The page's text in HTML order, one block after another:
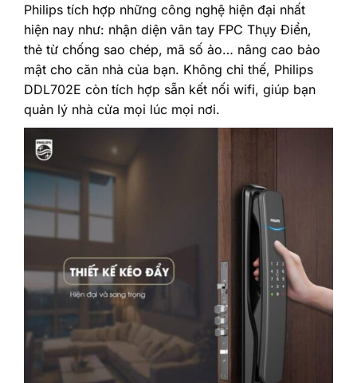
Philips tích hợp những công nghệ hiện đại nhất
hiện nay như: nhận diện vân tay FPC Thụy Điển,
thẻ từ chống sao chép, mã số ảo… nâng cao bảo
mật cho căn nhà của bạn. Không chỉ thế, Philips
DDL702E còn tích hợp sẵn kết nối wifi, giúp bạn
quản lý nhà cửa mọi lúc mọi nơi.